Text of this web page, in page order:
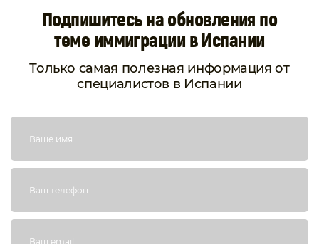
Подпишитесь на обновления по
теме иммиграции в Испании
Только самая полезная информация от
специалистов в Испании